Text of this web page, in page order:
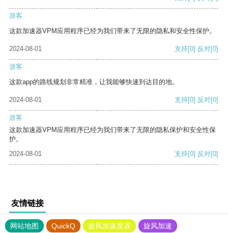
游客
这款加速器VPM应用程序已经为我们带来了无限的隐私和安全性保护。
2024-08-01 支持[0] 反对[0]
游客
这款app的路线规划非常精准，让我能够快速到达目的地。
2024-08-01 支持[0] 反对[0]
游客
这款加速器VPM应用程序已经为我们带来了无限的隐私保护和安全性保
护。
2024-08-01
支持[0] 反对[0]
友情链接
网站地图 QuickQ 旋风加速度器
旋风加速